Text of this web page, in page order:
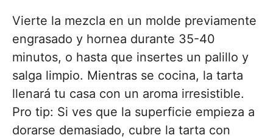
Vierte la mezcla en un molde previamente
engrasado y hornea durante 35-40
minutos, o hasta que insertes un palillo y
salga limpio. Mientras se cocina, la tarta
llenará tu casa con un aroma irresistible.
Pro tip: Si ves que la superficie empieza a
dorarse demasiado, cubre la tarta con